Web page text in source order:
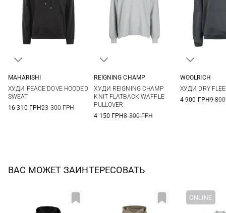
MAHARISHI
ХУДИ PEACE DOVE HOODED
SWEAT
16 310 ГРН23 300 ГРН
XXL
REIGNING CHAMP
ХУДИ REIGNING CHAMP
KNIT FLATBACK WAFFLE
PULLOVER
4 150 ГРН8 300 ГРН
WOOLRICH
ХУДИ DRY
4 900 ГРН9
ВАС МОЖЕТ ЗАИНТЕРЕСОВАТЬ